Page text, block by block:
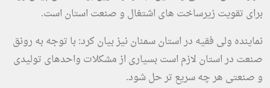
برای تقویت زیرساخت های اشتغال و صنعت استان است.
نماینده ولی فقیه در استان سمنان نیز بیان کرد: با توجه به رونق
صنعت‌ در استان لازم است بسیاری از مشکلات واحدهای تولیدی
و صنعتی هر چه سریع تر حل شود.